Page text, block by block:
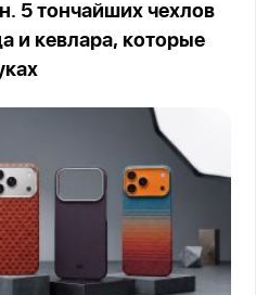
5 тончайших чехлов
и кевлара, которые